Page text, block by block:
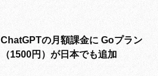
ChatGPTの月額課金に Goプラン
（1500円）が日本でも追加